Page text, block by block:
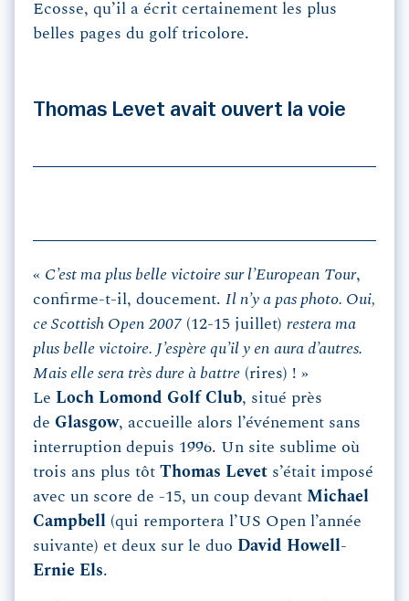
Ecosse, qu’il a écrit certainement les plus
belles pages du golf tricolore.
Thomas Levet avait ouvert la voie
« C’est ma plus belle victoire sur l’European Tour,
confirme-t-il, doucement. Il n’y a pas photo. Oui,
ce Scottish Open 2007 (12-15 juillet) restera ma
plus belle victoire. J’espère qu’il y en aura d’autres.
Mais elle sera très dure à battre (rires) ! »
Le Loch Lomond Golf Club, situé près
de Glasgow, accueille alors l’événement sans
interruption depuis 1996. Un site sublime où
trois ans plus tôt Thomas Levet s’était imposé
avec un score de -15, un coup devant Michael
Campbell (qui remportera l’US Open l’année
suivante) et deux sur le duo David Howell-
Ernie Els.